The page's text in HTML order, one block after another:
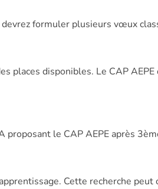
formuler plusieurs vœux
places disponibles. Le CAP
proposant le CAP AEPE après
Cette recherche